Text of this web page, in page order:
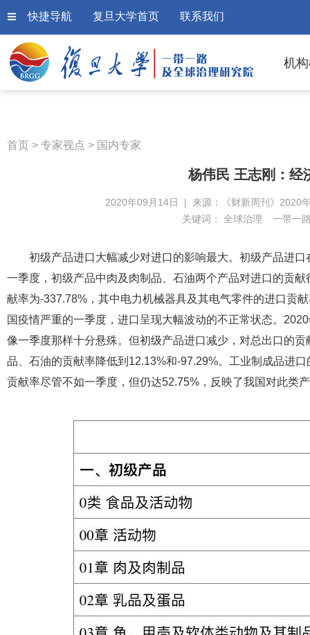
快捷导航 复旦大学首页 联系我们
机
首页 > 专家视点 > 国内专家
杨伟民 王志刚：经
2020年09月14日 | 来源：《财新周刊》2020
关键词： 全球治理 一带一
初级产品进口大幅减少对进口的影响最大。初级产品进
一季度，初级产品中肉及肉制品、石油两个产品对进口的贡
献率为-337.78%，其中电力机械器具及其电气零件的进口贡
国疫情严重的一季度，进口呈现大幅波动的不正常状态。
像一季度那样十分悬殊。但初级产品进口减少，对总出口的
品、石油的贡献率降低到12.13%和-97.29%。工业制成品进
贡献率尽管不如一季度，但仍达52.75%，反映了我国对此类